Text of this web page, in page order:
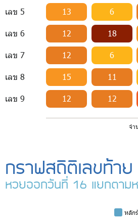
เลข 5 13 6
เลข 6 12 18
เลข 7 12 6
เลข 8 15 11
เลข 9 12 12
จำ
กราฟสถิติเลขท้า
หวยออกวันที่ 16 แยกตาม
หลัก